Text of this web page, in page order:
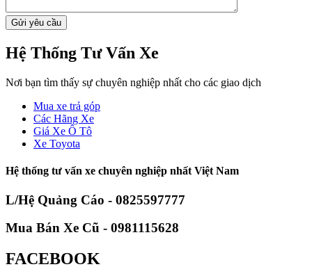
Hệ Thống Tư Vấn Xe
Nơi bạn tìm thấy sự chuyên nghiệp nhất cho các giao dịch
Mua xe trả góp
Các Hãng Xe
Giá Xe Ô Tô
Xe Toyota
Hệ thống tư vấn xe chuyên nghiệp nhất Việt Nam
L/Hệ Quảng Cáo - 0825597777
Mua Bán Xe Cũ - 0981115628
FACEBOOK